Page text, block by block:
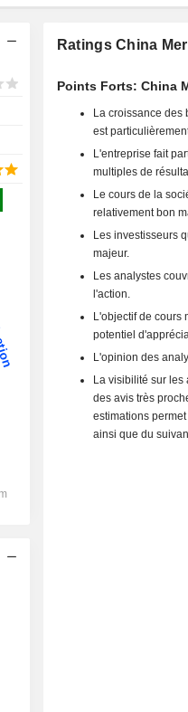
Ratings China
Points Forts: China
La croissance des
est
L'entreprise fait
multiples de
Le cours de la
relativement bon
Les investisseurs
majeur.
Les analystes
l'action.
L'objectif de cours
potentiel
L'opinion des
La visibilité sur les
des avis très
estimations
ainsi que du